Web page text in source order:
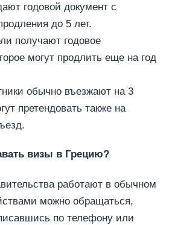
годовой документ с
до 5 лет.
получают годовое
могут продлить еще на год
обычно въезжают на 3
претендовать также на
визы в Грецию?
работают в обычном
можно обращаться,
по телефону или